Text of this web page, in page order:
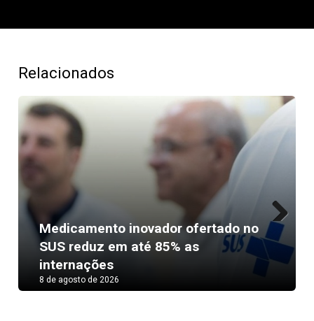
Relacionados
Medicamento inovador ofertado no
SUS reduz em até 85% as
internações
8 de agosto de 2026
Next